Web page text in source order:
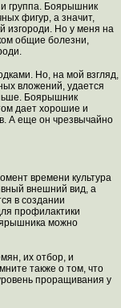
группа. Боярышник
фигур, а значит,
изгороди. Но у меня на
общие болезни,
Но, на мой взгляд,
вложений, удается
Боярышник
дает хорошие и
А еще он чрезвычайно
времени культура
внешний вид, а
в создании
профилактики
можно
их отбор, и
также о том, что
проращивания у